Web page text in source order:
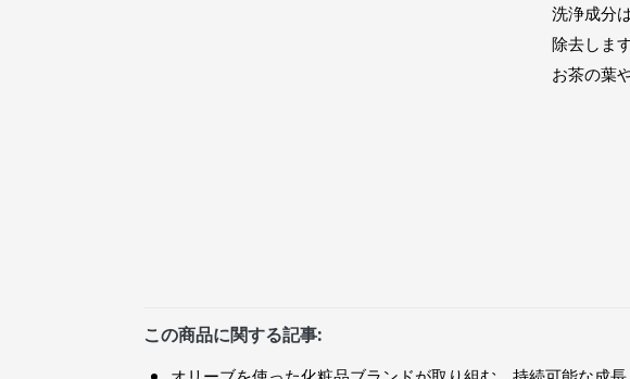
洗浄成分
除去します
お茶の葉
この商品に関する記事: